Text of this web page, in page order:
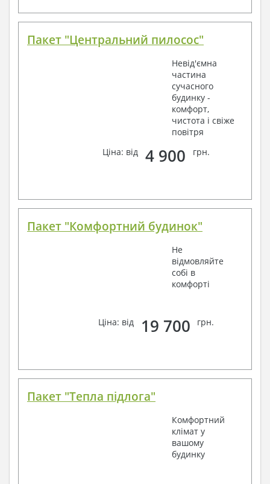
Пакет "Центральний пилосос"
Невід'ємна
частина
сучасного
будинку -
комфорт,
чистота і свіже
повітря
Ціна: від
4 900 грн.
Пакет "Комфортний будинок"
Не
відмовляйте
собі в
комфорті
Ціна: від 19 700 грн.
Пакет "Тепла підлога"
Комфортний
клімат у
вашому
будинку